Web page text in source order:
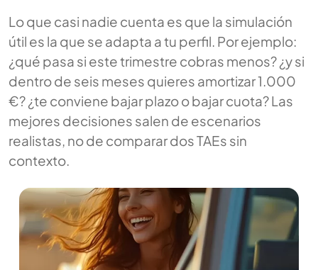
Lo que casi nadie cuenta es que la simulación
útil es la que se adapta a tu perfil. Por ejemplo:
¿qué pasa si este trimestre cobras menos? ¿y si
dentro de seis meses quieres amortizar 1.000
€? ¿te conviene bajar plazo o bajar cuota? Las
mejores decisiones salen de escenarios
realistas, no de comparar dos TAEs sin
contexto.